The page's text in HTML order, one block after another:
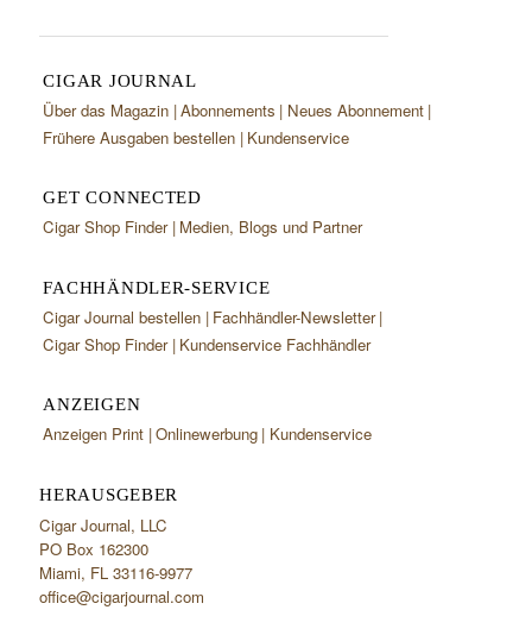
CIGAR JOURNAL
Über das Magazin Abonnements
Neues Abonnement
Frühere Ausgaben bestellen Kundenservice
GET CONNECTED
Cigar Shop Finder Medien, Blogs und Partner
FACHHÄNDLER-SERVICE
Cigar Journal bestellen Fachhändler-Newsletter
Cigar Shop Finder Kundenservice Fachhändler
ANZEIGEN
Anzeigen Print Onlinewerbung Kundenservice
HERAUSGEBER
Cigar Journal, LLC
PO Box 162300
Miami, FL 33116-9977
office@cigarjournal.com